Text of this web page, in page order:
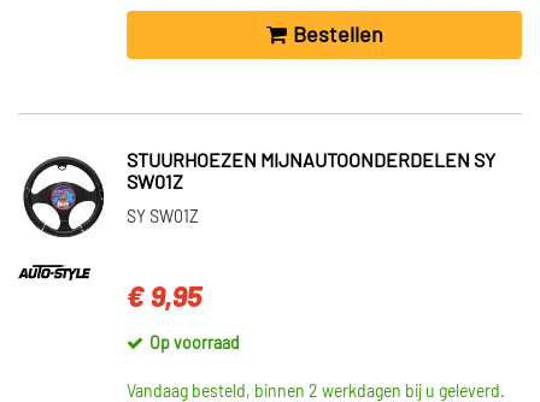
Bestellen
STUURHOEZEN MIJNAUTOONDERDELEN SY
SW01Z
SY SW01Z
€ 9,95
Op voorraad
Vandaag besteld, binnen 2 werkdagen bij u geleverd.